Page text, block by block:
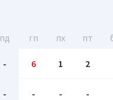
пд гп пх пт
- 6 1 2
- - - -